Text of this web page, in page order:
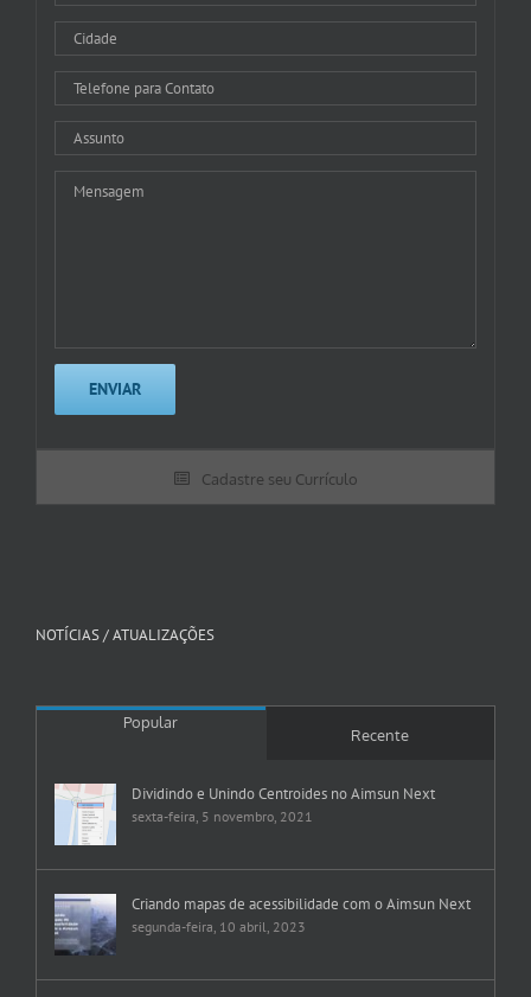
Cadastre seu Currículo
NOTÍCIAS / ATUALIZAÇÕES
Popular
Recente
Dividindo e Unindo Centroides no Aimsun Next
sexta-feira, 5 novembro, 2021
Criando mapas de acessibilidade com o Aimsun Next
segunda-feira, 10 abril, 2023